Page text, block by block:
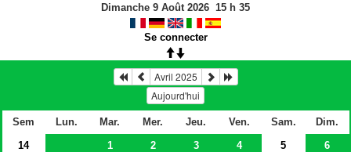
Dimanche 9 Août 2026 15 h 35
Se connecter
Avril 2025
Aujourd'hui
Sem Lun. Mar. Mer. Jeu. Ven. Sam.
Dim.
14
1 2 3 4 5
6